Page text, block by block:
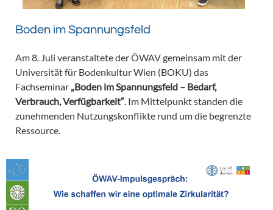
Boden im Spannungsfeld
Am 8. Juli veranstaltete der ÖWAV gemeinsam mit der
Universität für Bodenkultur Wien (BOKU) das
Fachseminar „Boden im Spannungsfeld – Bedarf,
Verbrauch, Verfügbarkeit“ . Im Mittelpunkt standen die
zunehmenden Nutzungskonflikte rund um die begrenzte
Ressource.